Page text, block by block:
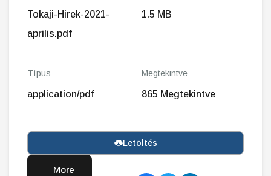
Tokaji-Hirek-2021-
aprilis.pdf
1.5 MB
Típus
application/pdf
Megtekintve
865 Megtekintve
Letöltés
More